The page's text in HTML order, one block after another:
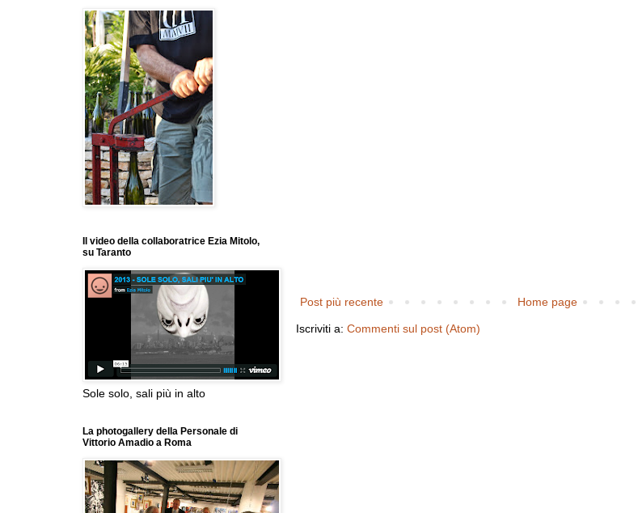
Post più recente Home page
Iscriviti a: Commenti sul post (Atom)
Il video della collaboratrice Ezia Mitolo,
su Taranto
Sole solo, sali più in alto
La photogallery della Personale di
Vittorio Amadio a Roma